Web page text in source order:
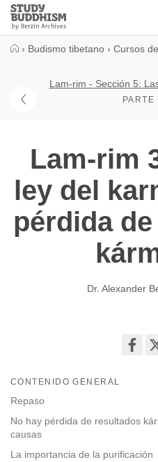
Close
Study
Buddhism
› Budismo tibetano › Cursos
Lam-rim - Sección 5:
PARTE
Lam-rim
ley del
pérdida
Dr. Alexander
CONTENIDO GENERAL
Repaso
No hay pérdida de resultados
causas
La importancia de la purificación